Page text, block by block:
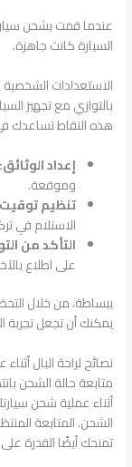
عندما قمت بشحن
السيارة كانت جاهزة.
الاستعدادات
بالتوازي مع تجهيز
هذه النقاط تساعدك
إعداد الوثائق:
وموقعة.
تنظيم توقيت
الاستلام في
التأكد من
على اطلاع
ببساطة، من خلال
يمكنك أن تجعل
نصائح لراحة البال
متابعة حالة الشحن
أثناء عملية شحن
الشحن. المتابعة
تمنحك أيضًا القدرة